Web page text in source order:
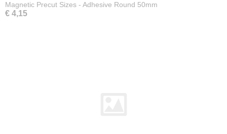
Magnetic Precut Sizes - Adhesive Round 50mm
€ 4,15